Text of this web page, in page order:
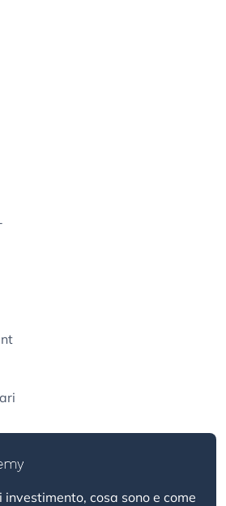
investimento, cosa sono e come